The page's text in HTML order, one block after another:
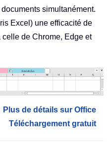
simultanément.
Excel) une efficacité de
de Chrome, Edge et
Plus de détails sur Office
Téléchargement gratuit